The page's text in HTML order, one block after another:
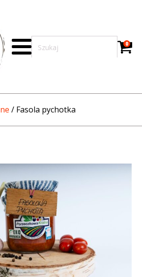
0
/ Fasola pychotka